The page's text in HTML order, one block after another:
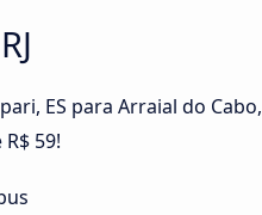
ES para Arraial do Cabo,
59!